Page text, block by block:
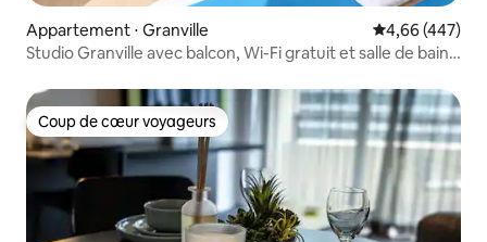
Appartement ⋅ Granville Évaluation
4,66 (447)
Studio Granville avec balcon, Wi-Fi gratuit et salle de bain
Coup de cœur voyageurs
Coup de cœur voyageurs